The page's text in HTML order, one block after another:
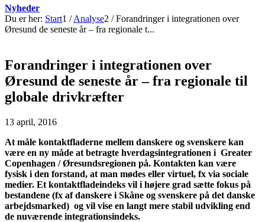
Nyheder
Du er her: Start1 / Analyse2 / Forandringer i integrationen over
Øresund de seneste år – fra regionale t...
Forandringer i integrationen over
Øresund de seneste år – fra regionale til
globale drivkræfter
13 april, 2016
At måle kontaktfladerne mellem danskere og svenskere kan
være en ny måde at betragte hverdagsintegrationen i Greater
Copenhagen / Øresundsregionen på. Kontakten kan være
fysisk i den forstand, at man mødes eller virtuel, fx via sociale
medier. Et kontaktfladeindeks vil i højere grad sætte fokus på
bestandene (fx af danskere i Skåne og svenskere på det danske
arbejdsmarked) og vil vise en langt mere stabil udvikling end
de nuværende integrationsindeks.